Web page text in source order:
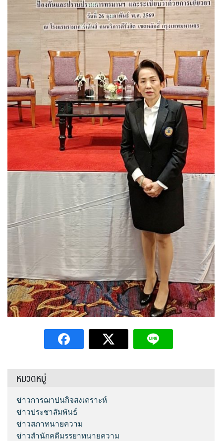
หมวดหมู่
ข่าวการฌาปนกิจสงเคราะห์
ข่าวประชาสัมพันธ์
ข่าวสภาทนายความ
ข่าวสำนักคดีมรรยาทนายความ